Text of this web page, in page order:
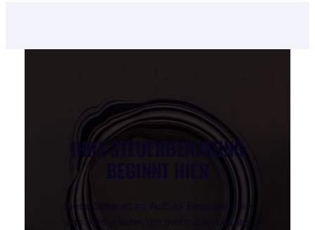
IHRE STEUERBERATUNG
Diese Seite ist im Aufbau. Besuchen Sie
uns bald wieder, um mehr über unsere